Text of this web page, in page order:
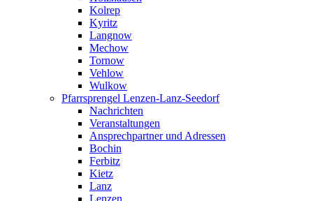
Kolrep
Kyritz
Langnow
Mechow
Tornow
Vehlow
Wulkow
Pfarrsprengel Lenzen-Lanz-Seedorf
Nachrichten
Veranstaltungen
Ansprechpartner und Adressen
Bochin
Ferbitz
Kietz
Lanz
Lenzen